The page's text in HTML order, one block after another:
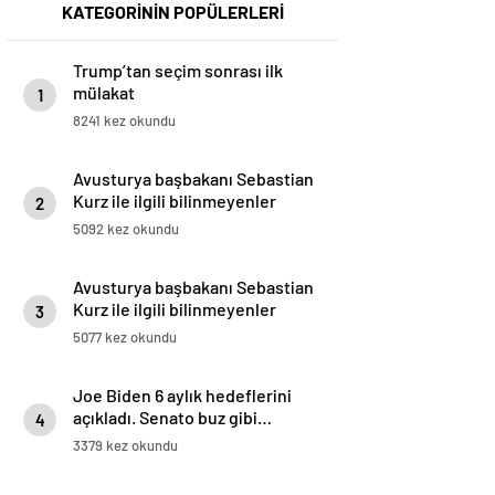
KATEGORİNİN POPÜLERLERİ
1
Trump’tan seçim sonrası ilk
mülakat
8241 kez okundu
2
Avusturya başbakanı Sebastian
Kurz ile ilgili bilinmeyenler
5092 kez okundu
3
Avusturya başbakanı Sebastian
Kurz ile ilgili bilinmeyenler
5077 kez okundu
4
Joe Biden 6 aylık hedeflerini
açıkladı. Senato buz gibi…
3379 kez okundu